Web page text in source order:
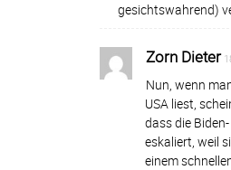
gesichtswahrend)
Zorn Dieter
Nun, wenn
USA liest,
dass die
eskaliert, weil
einem